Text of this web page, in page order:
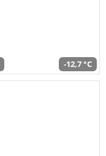
-12,7 °C